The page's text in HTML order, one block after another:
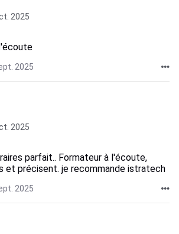
2025
2025
2025
parfait.. Formateur à l'écoute,
et précisent. je recommande istratech
2025